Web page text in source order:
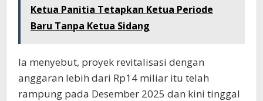
Ketua Panitia Tetapkan Ketua Periode
Baru Tanpa Ketua Sidang
Ia menyebut, proyek revitalisasi dengan
anggaran lebih dari Rp14 miliar itu telah
rampung pada Desember 2025 dan kini tinggal